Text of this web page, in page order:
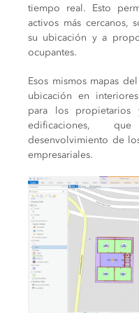
tiempo real. Esto
activos más cercanos,
su ubicación y a
ocupantes.
Esos mismos mapas
ubicación en
para los
edificaciones,
desenvolvimiento de
empresariales.